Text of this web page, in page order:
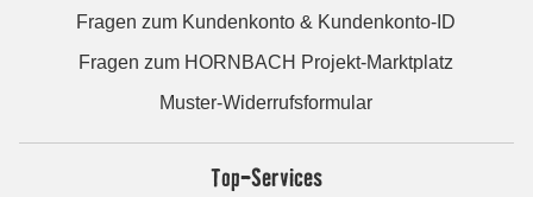
Fragen zum Kundenkonto & Kundenkonto-ID
Fragen zum HORNBACH Projekt-Marktplatz
Muster-Widerrufsformular
Top-Services